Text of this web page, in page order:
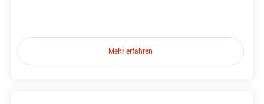
Mehr erfahren